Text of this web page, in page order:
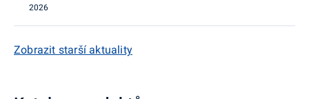
2026
Zobrazit starší aktuality